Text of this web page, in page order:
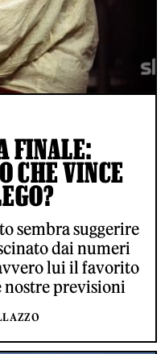
FINALE:
CHE VINCE
sembra suggerire
dai numeri
lui il favorito
nostre previsioni